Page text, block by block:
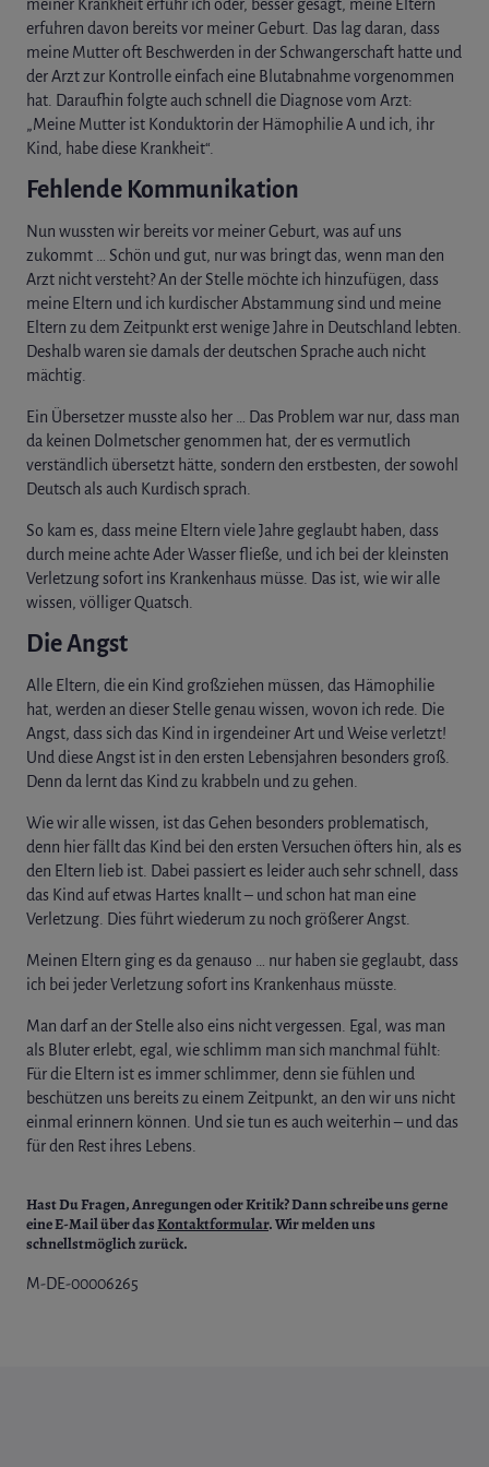
meiner Krankheit erfuhr ich oder, besser gesagt, meine Eltern
erfuhren davon bereits vor meiner Geburt. Das lag daran, dass
meine Mutter oft Beschwerden in der Schwangerschaft hatte und
der Arzt zur Kontrolle einfach eine Blutabnahme vorgenommen
hat. Daraufhin folgte auch schnell die Diagnose vom Arzt:
„Meine Mutter ist Konduktorin der Hämophilie A und ich, ihr
Kind, habe diese Krankheit“.
Fehlende Kommunikation
Nun wussten wir bereits vor meiner Geburt, was auf uns
zukommt … Schön und gut, nur was bringt das, wenn man den
Arzt nicht versteht? An der Stelle möchte ich hinzufügen, dass
meine Eltern und ich kurdischer Abstammung sind und meine
Eltern zu dem Zeitpunkt erst wenige Jahre in Deutschland lebten.
Deshalb waren sie damals der deutschen Sprache auch nicht
mächtig.
Ein Übersetzer musste also her … Das Problem war nur, dass man
da keinen Dolmetscher genommen hat, der es vermutlich
verständlich übersetzt hätte, sondern den erstbesten, der sowohl
Deutsch als auch Kurdisch sprach.
So kam es, dass meine Eltern viele Jahre geglaubt haben, dass
durch meine achte Ader Wasser fließe, und ich bei der kleinsten
Verletzung sofort ins Krankenhaus müsse. Das ist, wie wir alle
wissen, völliger Quatsch.
Die Angst
Alle Eltern, die ein Kind großziehen müssen, das Hämophilie
hat, werden an dieser Stelle genau wissen, wovon ich rede. Die
Angst, dass sich das Kind in irgendeiner Art und Weise verletzt!
Und diese Angst ist in den ersten Lebensjahren besonders groß.
Denn da lernt das Kind zu krabbeln und zu gehen.
Wie wir alle wissen, ist das Gehen besonders problematisch,
denn hier fällt das Kind bei den ersten Versuchen öfters hin, als es
den Eltern lieb ist. Dabei passiert es leider auch sehr schnell, dass
das Kind auf etwas Hartes knallt – und schon hat man eine
Verletzung. Dies führt wiederum zu noch größerer Angst.
Meinen Eltern ging es da genauso … nur haben sie geglaubt, dass
ich bei jeder Verletzung sofort ins Krankenhaus müsste.
Man darf an der Stelle also eins nicht vergessen. Egal, was man
als Bluter erlebt, egal, wie schlimm man sich manchmal fühlt:
Für die Eltern ist es immer schlimmer, denn sie fühlen und
beschützen uns bereits zu einem Zeitpunkt, an den wir uns nicht
einmal erinnern können. Und sie tun es auch weiterhin – und das
für den Rest ihres Lebens.
Hast Du Fragen, Anregungen oder Kritik?Dann schreibe uns gerne
eine E-Mail über dasKontaktformular. Wir melden uns
schnellstmöglich zurück.
M-DE-00006265